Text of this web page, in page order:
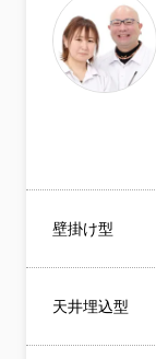
壁掛け型
天井埋込型